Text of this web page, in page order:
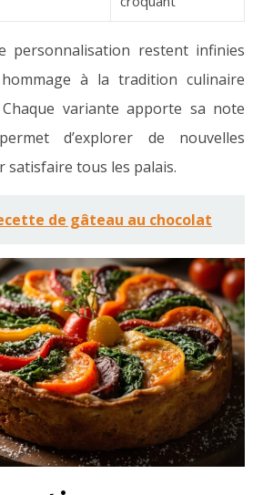
personnalisation restent infinies
à la tradition culinaire
Chaque variante apporte sa note
d’explorer de nouvelles
satisfaire tous les palais.
de gâteau au chocolat